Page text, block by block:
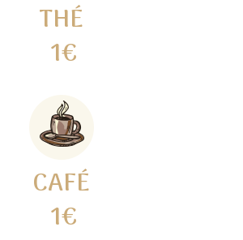
THÉ
1€
CAFÉ
1€